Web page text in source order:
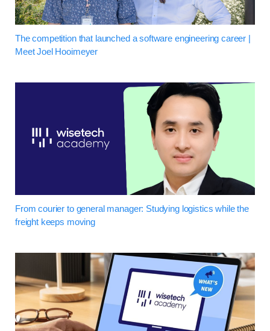
The competition that launched a software engineering career |
Meet Joel Hooimeyer
From courier to general manager: Studying logistics while the
freight keeps moving